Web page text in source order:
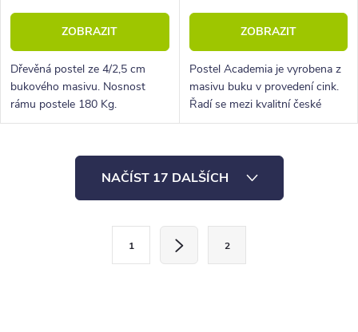
ZOBRAZIT
Dřevěná postel ze 4/2,5 cm
bukového masivu. Nosnost
rámu postele 180 Kg.
Povrchová úprava lakem. Pevná
ZOBRAZIT
Postel Academia je vyrobena z
masivu buku v provedení cink.
Řadí se mezi kvalitní české
výrobky nábytkové řady
oceníte zejména rohové
provedení čel...
NAČÍST 17 DALŠÍCH
1 2